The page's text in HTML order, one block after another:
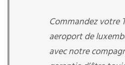
Commandez votre
aeroport de
avec notre